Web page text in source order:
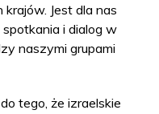
Jest dla nas
i dialog w
naszymi grupami
tego, że izraelskie